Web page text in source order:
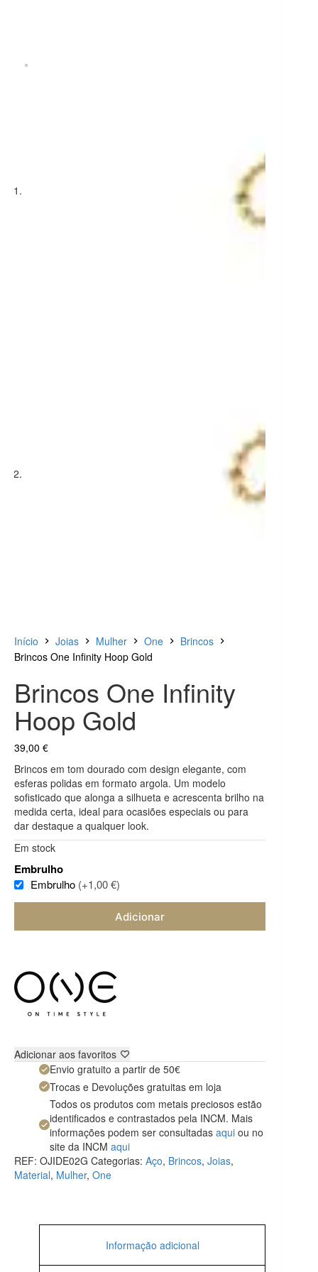
Início Joias Mulher One
Brincos
Brincos One Infinity Hoop Gold
Brincos One Infinity
Hoop Gold
39,00 €
Brincos em tom dourado com design elegante, com
esferas polidas em formato argola. Um modelo
sofisticado que alonga a silhueta e acrescenta brilho na
medida certa, ideal para ocasiões especiais ou para
dar destaque a qualquer look.
Em stock
Embrulho
Embrulho (+1,00 €)
Adicionar
Adicionar aos favoritos
Envio gratuito a partir de 50€
Trocas e Devoluções gratuitas em loja
Todos os produtos com metais preciosos estão
identificados e contrastados pela INCM. Mais
informações podem ser consultadas aqui ou no
site da INCM aqui
REF: OJIDE02G Categorias: Aço, Brincos, Joias,
Material, Mulher, One
Informação adicional